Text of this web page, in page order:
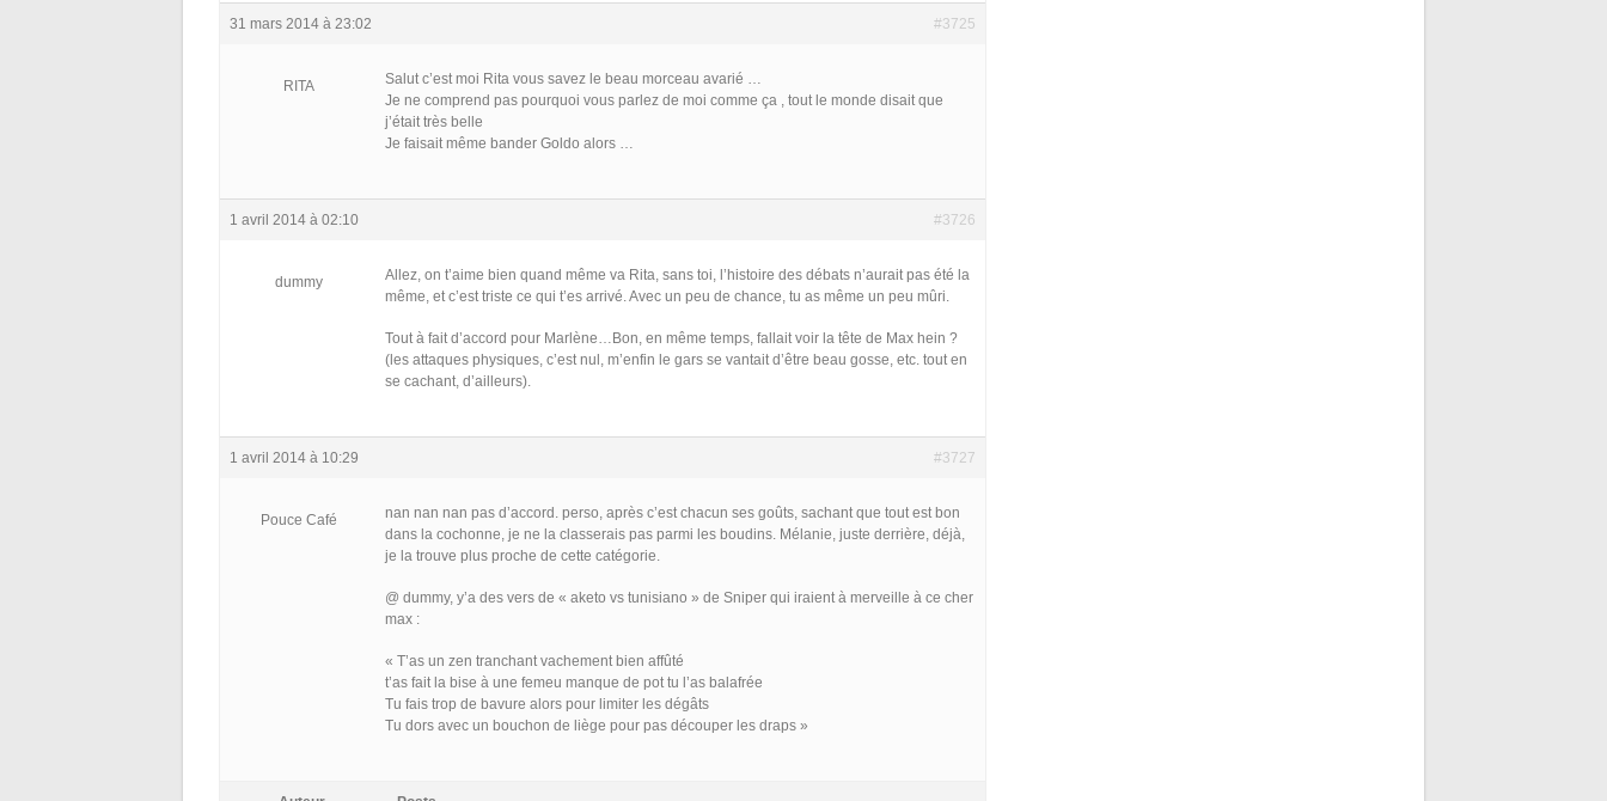
31 mars 2014 à 23:02 #3725
RITA
Salut c’est moi Rita vous savez le beau morceau avarié …
Je ne comprend pas pourquoi vous parlez de moi comme ça , tout le monde disait que
j’était très belle
Je faisait même bander Goldo alors …
1 avril 2014 à 02:10 #3726
dummy
Allez, on t’aime bien quand même va Rita, sans toi, l’histoire des débats n’aurait pas été la
même, et c’est triste ce qui t’es arrivé. Avec un peu de chance, tu as même un peu mûri.
Tout à fait d’accord pour Marlène…Bon, en même temps, fallait voir la tête de Max hein ?
(les attaques physiques, c’est nul, m’enfin le gars se vantait d’être beau gosse, etc. tout en
se cachant, d’ailleurs).
1 avril 2014 à 10:29 #3727
Pouce Café
nan nan nan pas d’accord. perso, après c’est chacun ses goûts, sachant que tout est bon
dans la cochonne, je ne la classerais pas parmi les boudins. Mélanie, juste derrière, déjà,
je la trouve plus proche de cette catégorie.
@ dummy, y’a des vers de « aketo vs tunisiano » de Sniper qui iraient à merveille à ce cher
max :
« T’as un zen tranchant vachement bien affûté
t’as fait la bise à une femeu manque de pot tu l’as balafrée
Tu fais trop de bavure alors pour limiter les dégâts
Tu dors avec un bouchon de liège pour pas découper les draps »